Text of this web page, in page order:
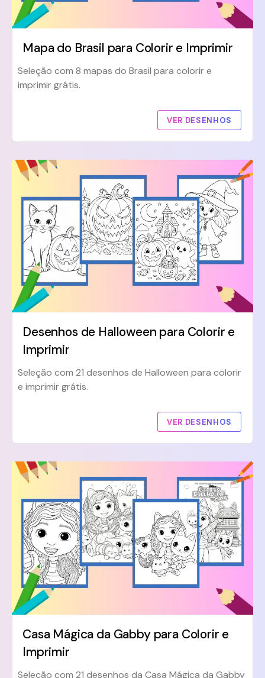
Mapa do Brasil para Colorir e Imprimir
Seleção com 8 mapas do Brasil para colorir e
imprimir grátis.
VER DESENHOS
Desenhos de Halloween para Colorir e
Imprimir
Seleção com 21 desenhos de Halloween para colorir
e imprimir grátis.
VER DESENHOS
Casa Mágica da Gabby para Colorir e
Imprimir
Seleção com 21 desenhos da Casa Mágica da Gabby